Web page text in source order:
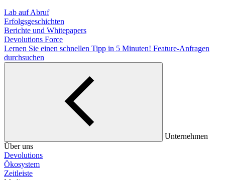
Lab auf Abruf
Erfolgsgeschichten
Berichte und Whitepapers
Devolutions Force
Lernen Sie einen schnellen Tipp in 5 Minuten! Feature-Anfragen
durchsuchen
Unternehmen
Über uns
Devolutions
Ökosystem
Zeitleiste